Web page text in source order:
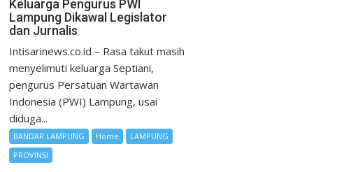
Keluarga Pengurus PWI
Lampung Dikawal Legislator
dan Jurnalis
Intisarinews.co.id – Rasa takut masih
menyelimuti keluarga Septiani,
pengurus Persatuan Wartawan
Indonesia (PWI) Lampung, usai
diduga...
BANDAR LAMPUNG Home
LAMPUNG
PROVINSI